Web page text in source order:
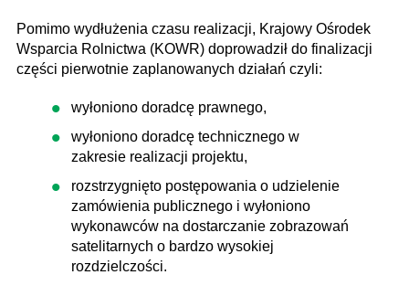
Pomimo wydłużenia czasu realizacji, Krajowy Ośrodek
Wsparcia Rolnictwa (KOWR) doprowadził do finalizacji
części pierwotnie zaplanowanych działań czyli:
wyłoniono doradcę prawnego,
wyłoniono doradcę technicznego w
zakresie realizacji projektu,
rozstrzygnięto postępowania o udzielenie
zamówienia publicznego i wyłoniono
wykonawców na dostarczanie zobrazowań
satelitarnych o bardzo wysokiej
rozdzielczości.